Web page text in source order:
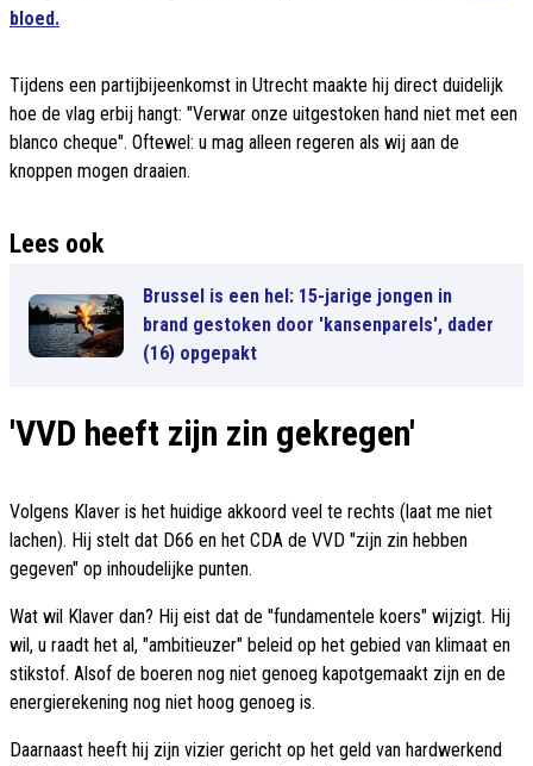
bloed.
Tijdens een partijbijeenkomst in Utrecht maakte hij direct duidelijk
hoe de vlag erbij hangt: "Verwar onze uitgestoken hand niet met een
blanco cheque". Oftewel: u mag alleen regeren als wij aan de
knoppen mogen draaien.
Lees ook
Brussel is een hel: 15-jarige jongen in
brand gestoken door 'kansenparels', dader
(16) opgepakt
'VVD heeft zijn zin gekregen'
Volgens Klaver is het huidige akkoord veel te rechts (laat me niet
lachen). Hij stelt dat D66 en het CDA de VVD "zijn zin hebben
gegeven" op inhoudelijke punten.
Wat wil Klaver dan? Hij eist dat de "fundamentele koers" wijzigt. Hij
wil, u raadt het al, "ambitieuzer" beleid op het gebied van klimaat en
stikstof. Alsof de boeren nog niet genoeg kapotgemaakt zijn en de
energierekening nog niet hoog genoeg is.
Daarnaast heeft hij zijn vizier gericht op het geld van hardwerkend